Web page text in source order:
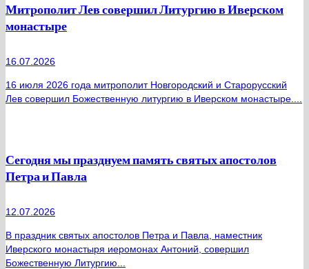
Митрополит Лев совершил Литургию в Иверском
монастыре
16.07.2026
16 июля 2026 года митрополит Новгородский и Старорусский
Лев совершил Божественную литургию в Иверском монастыре....
Сегодня мы празднуем память святых апостолов
Петра и Павла
12.07.2026
В праздник святых апостолов Петра и Павла, наместник
Иверского монастыря иеромонах Антоний, совершил
Божественную Литургию...